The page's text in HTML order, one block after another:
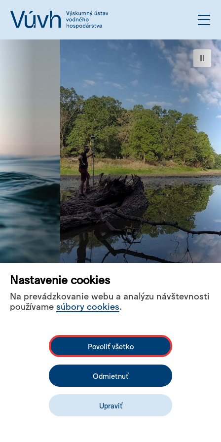
Aktuality Všetky aktuality
Nastavenie cookies
Na prevádzkovanie webu a analýzu návštevnosti
používame súbory cookies.
Povoliť všetko
Odmietnuť
Upraviť